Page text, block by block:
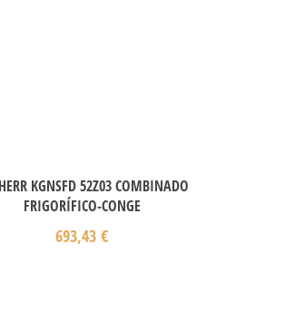
KGNSFD 52Z03 COMBINADO
FRIGORÍFICO-CONGE
693,43 €